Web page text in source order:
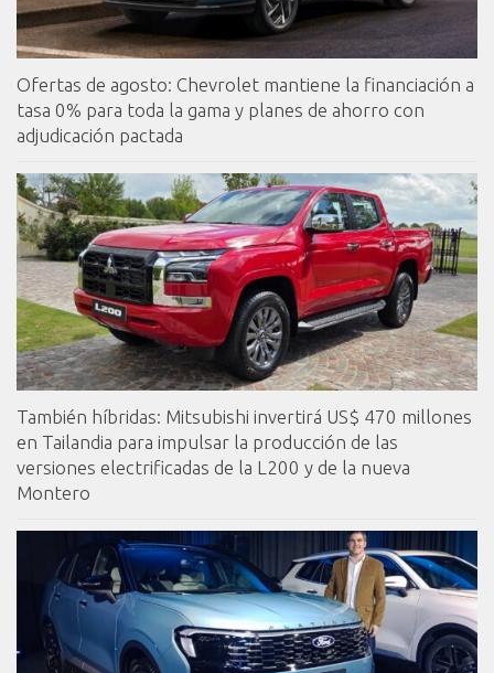
Ofertas de agosto: Chevrolet mantiene la financiación a
tasa 0% para toda la gama y planes de ahorro con
adjudicación pactada
También híbridas: Mitsubishi invertirá US$ 470 millones
en Tailandia para impulsar la producción de las
versiones electrificadas de la L200 y de la nueva
Montero